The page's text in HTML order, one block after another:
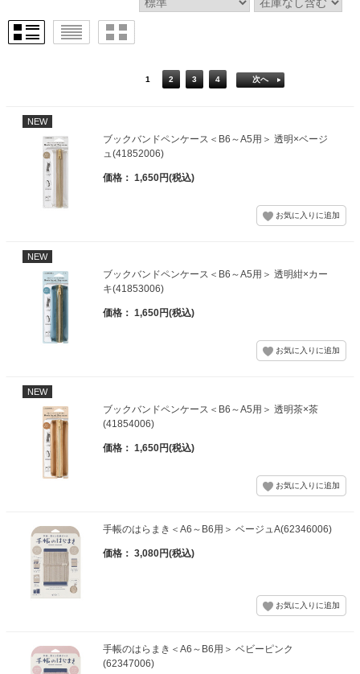
1 2 3 4 次へ
NEW
ブックバンドペンケース＜B6～A5用＞ 透明×ベージ
ュ(41852006)
価格： 1,650円(税込)
NEW
ブックバンドペンケース＜B6～A5用＞ 透明紺×カー
キ(41853006)
価格： 1,650円(税込)
NEW
ブックバンドペンケース＜B6～A5用＞ 透明茶×茶
(41854006)
価格： 1,650円(税込)
手帳のはらまき＜A6～B6用＞ ベージュA(62346006)
価格： 3,080円(税込)
手帳のはらまき＜A6～B6用＞ ベビーピンク
(62347006)